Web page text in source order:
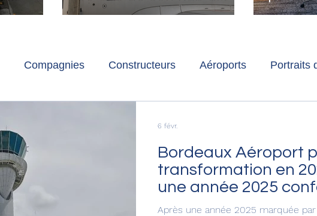
Paris-Charles de Gaulle
Compagnies Constructeurs Aéroports Portraits
Bordeaux Aéroport
transformation en
une année 2025
objectifs.
Après une année 2025 marquée par
6 févr.